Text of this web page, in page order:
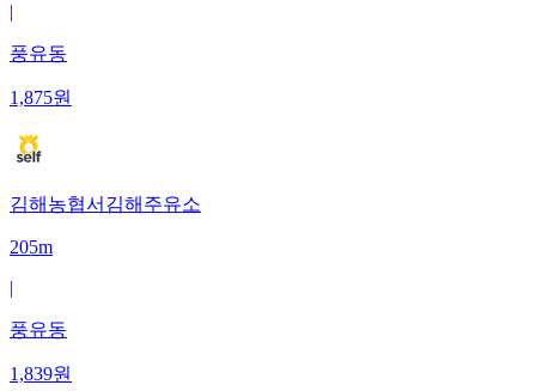
|
풍유동
1,875원
김해농협서김해주유소
205m
|
풍유동
1,839원